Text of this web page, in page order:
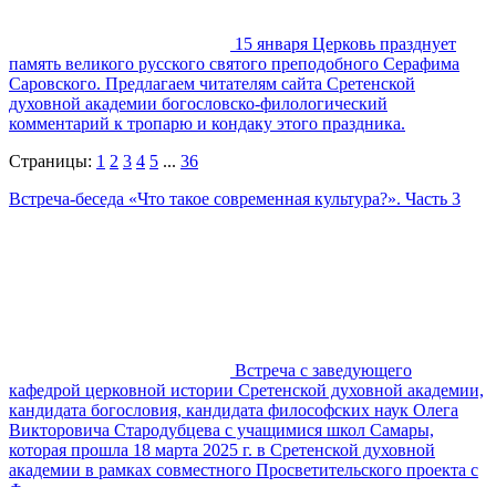
15 января Церковь празднует
память великого русского святого преподобного Серафима
Саровского. Предлагаем читателям сайта Сретенской
духовной академии богословско-филологический
комментарий к тропарю и кондаку этого праздника.
Страницы: 1 2 3 4 5 ... 36
Встреча-беседа «Что такое современная культура?». Часть 3
Встреча с заведующего
кафедрой церковной истории Сретенской духовной академии,
кандидата богословия, кандидата философских наук Олега
Викторовича Стародубцева с учащимися школ Самары,
которая прошла 18 марта 2025 г. в Сретенской духовной
академии в рамках совместного Просветительского проекта с